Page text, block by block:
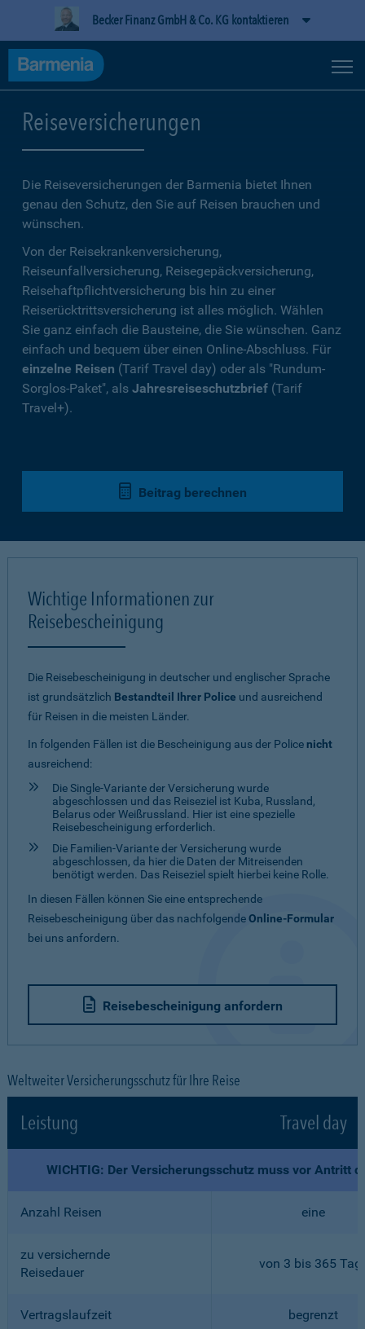
Becker Finanz GmbH & Co. KG kontaktieren
Reiseversicherungen
Die Reiseversicherungen der Barmenia bietet Ihnen
genau den Schutz, den Sie auf Reisen brauchen und
wünschen.
Von der Reisekrankenversicherung,
Reiseunfallversicherung, Reisegepäckversicherung,
Reisehaftpflichtversicherung bis hin zu einer
Reiserücktrittsversicherung ist alles möglich. Wählen
Sie ganz einfach die Bausteine, die Sie wünschen. Ganz
einfach und bequem über einen Online-Abschluss. Für
einzelne Reisen (Tarif Travel day) oder als "Rundum-
Sorglos-Paket", als Jahresreiseschutzbrief (Tarif
Travel+).
Beitrag berechnen
Wichtige Informationen zur
Reisebescheinigung
Die Reisebescheinigung in deutscher und englischer Sprache
ist grundsätzlich Bestandteil Ihrer Police und ausreichend
für Reisen in die meisten Länder.
In folgenden Fällen ist die Bescheinigung aus der Police nicht
ausreichend:
Die Single-Variante der Versicherung wurde
abgeschlossen und das Reiseziel ist Kuba, Russland,
Belarus oder Weißrussland. Hier ist eine spezielle
Reisebescheinigung erforderlich.
Die Familien-Variante der Versicherung wurde
abgeschlossen, da hier die Daten der Mitreisenden
benötigt werden. Das Reiseziel spielt hierbei keine Rolle.
In diesen Fällen können Sie eine entsprechende
Reisebescheinigung über das nachfolgendeOnline-Formular
bei uns anfordern.
Reisebescheinigung anfordern
Weltweiter Versicherungsschutz für Ihre Reise
Leistung Travel day
WICHTIG: Der Versicherungsschutz muss vor Antritt
Anzahl Reisen eine
zu versichernde
Reisedauer
von 3 bis 365
Vertragslaufzeit begrenzt